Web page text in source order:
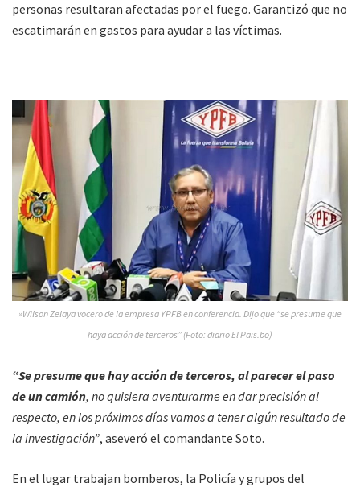
personas resultaran afectadas por el fuego. Garantizó que no
escatimarán en gastos para ayudar a las víctimas.
»Wilson Zelaya vocero de la empresa YPFB en conferencia. Dijo que “se presume que
haya acción de terceros” (Foto: diario El Pais.bo)
“Se presume que hay acción de terceros, al parecer el paso
de un camión, no quisiera aventurarme en dar precisión al
respecto, en los próximos días vamos a tener algún resultado de
la investigación”, aseveró el comandante Soto.
En el lugar trabajan bomberos, la Policía y grupos del